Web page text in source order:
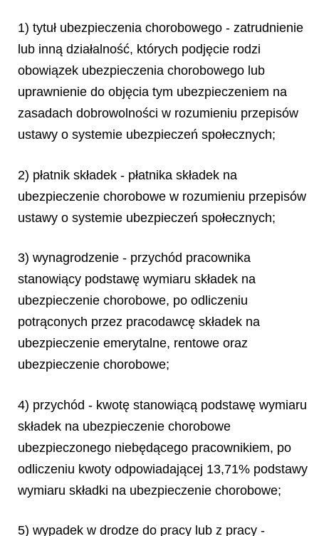
1) tytuł ubezpieczenia chorobowego - zatrudnienie
lub inną działalność, których podjęcie rodzi
obowiązek ubezpieczenia chorobowego lub
uprawnienie do objęcia tym ubezpieczeniem na
zasadach dobrowolności w rozumieniu przepisów
ustawy o systemie ubezpieczeń społecznych;
2) płatnik składek - płatnika składek na
ubezpieczenie chorobowe w rozumieniu przepisów
ustawy o systemie ubezpieczeń społecznych;
3) wynagrodzenie - przychód pracownika
stanowiący podstawę wymiaru składek na
ubezpieczenie chorobowe, po odliczeniu
potrąconych przez pracodawcę składek na
ubezpieczenie emerytalne, rentowe oraz
ubezpieczenie chorobowe;
4) przychód - kwotę stanowiącą podstawę wymiaru
składek na ubezpieczenie chorobowe
ubezpieczonego niebędącego pracownikiem, po
odliczeniu kwoty odpowiadającej 13,71% podstawy
wymiaru składki na ubezpieczenie chorobowe;
5) wypadek w drodze do pracy lub z pracy -